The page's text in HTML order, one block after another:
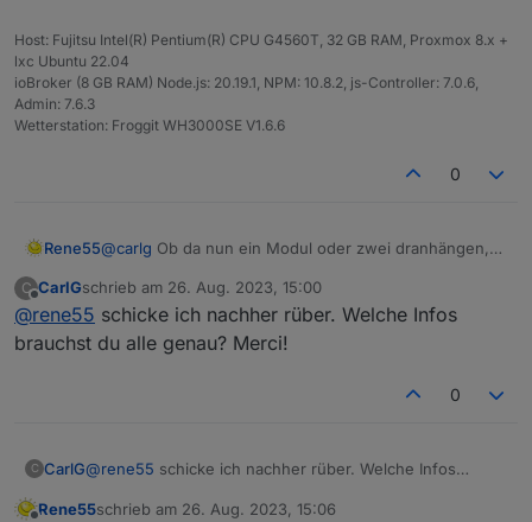
Host: Fujitsu Intel(R) Pentium(R) CPU G4560T, 32 GB RAM, Proxmox 8.x +
lxc Ubuntu 22.04
ioBroker (8 GB RAM) Node.js: 20.19.1, NPM: 10.8.2, js-Controller: 7.0.6,
Admin: 7.6.3
Wetterstation: Froggit WH3000SE V1.6.6
0
Rene55@carlg Ob da nun ein Modul oder zwei dranhängen,
der Sache ja mal auf den Grund gehen, dazu brauche
ich aber deine Credentials, die du eingetragen hast.
Wenn du mir traust, dann bitte per mail an
raschy@gmx.de
C
Offline
CarlGschrieb am 26. Aug. 2023, 15:00
zuletzt editiert von
@rene55 schicke ich nachher rüber. Welche Infos
brauchst du alle genau? Merci!
0
C CarlG@rene55 schicke ich nachher rüber. Welche Infos
Rene55schrieb am 26. Aug. 2023, 15:06